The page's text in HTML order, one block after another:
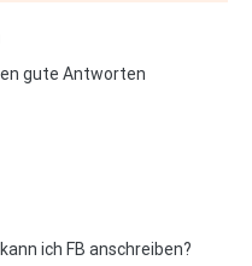
gute Antworten
ich FB anschreiben?